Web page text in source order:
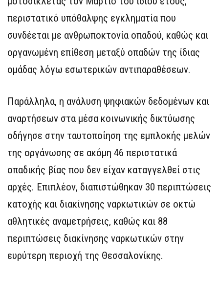
περιστατικό υπόθαλψης εγκληματία που
συνδέεται με ανθρωποκτονία οπαδού, καθώς και
οργανωμένη επίθεση μεταξύ οπαδών της ίδιας
ομάδας λόγω εσωτερικών αντιπαραθέσεων.
Παράλληλα, η ανάλυση ψηφιακών δεδομένων και
αναρτήσεων στα μέσα κοινωνικής δικτύωσης
οδήγησε στην ταυτοποίηση της εμπλοκής μελών
της οργάνωσης σε ακόμη 46 περιστατικά
οπαδικής βίας που δεν είχαν καταγγελθεί στις
αρχές. Επιπλέον, διαπιστώθηκαν 30 περιπτώσεις
κατοχής και διακίνησης ναρκωτικών σε οκτώ
αθλητικές αναμετρήσεις, καθώς και 88
περιπτώσεις διακίνησης ναρκωτικών στην
ευρύτερη περιοχή της Θεσσαλονίκης.